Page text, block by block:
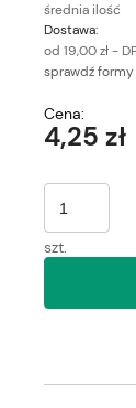
średnia ilość
Dostawa:
od 19,00 zł-
Cena nie
sprawdź
Cena:
4,25 zł
szt.